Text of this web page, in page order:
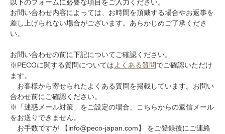
以下のフォームに必要な項目をご入力ください。
お問い合わせ内容によっては、お時間を頂戴する場合やお返事を
差し上げられない場合がございます。あらかじめご了承くださ
い。
お問い合わせの前に下記についてご確認ください。
※PECOに関する質問についてはよくある質問でご確認いただけ
ます。
お客様から寄せられたよくある質問を掲載しています。お問い
合わせ前にご確認ください。
※「迷惑メール対策」をご設定の場合、こちらからの返信メール
をお送りできません。
お手数ですが 【info@peco-japan.com】 をご登録後にご連絡